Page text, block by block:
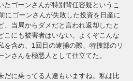
たゴーンさんが特別背任容疑というこ
にゴーンさんが失敗した投資を日産に
、当局からダメだと言われ返却したと
こにも被害者はいない。よくぞこんな
を含め、1回目の逮捕の際、特捜部のリ
さんを極悪人として仕立てた。
だに乗ってる人達もいますね。私は比